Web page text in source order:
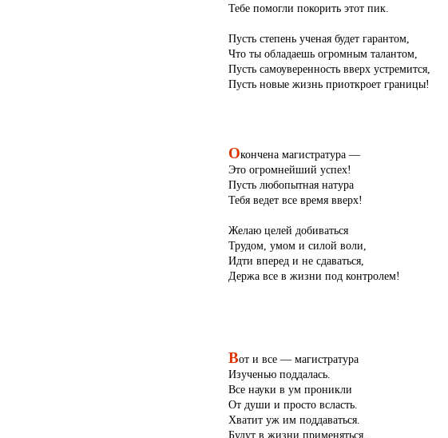
Тебе помогли покорить этот пик.
Пусть степень ученая будет гарантом,
Что ты обладаешь огромным талантом,
Пусть самоуверенность вверх устремится,
Пусть новые жизнь приоткроет границы!
Окончена магистратура —
Это огромнейший успех!
Пусть любопытная натура
Тебя ведет все время вверх!
Желаю целей добиваться
Трудом, умом и силой воли,
Идти вперед и не сдаваться,
Держа все в жизни под контролем!
Вот и все — магистратура
Изученью поддалась.
Все науки в ум проникли
От души и просто всласть.
Хватит уж им поддаваться.
Будут в жизни применяться.